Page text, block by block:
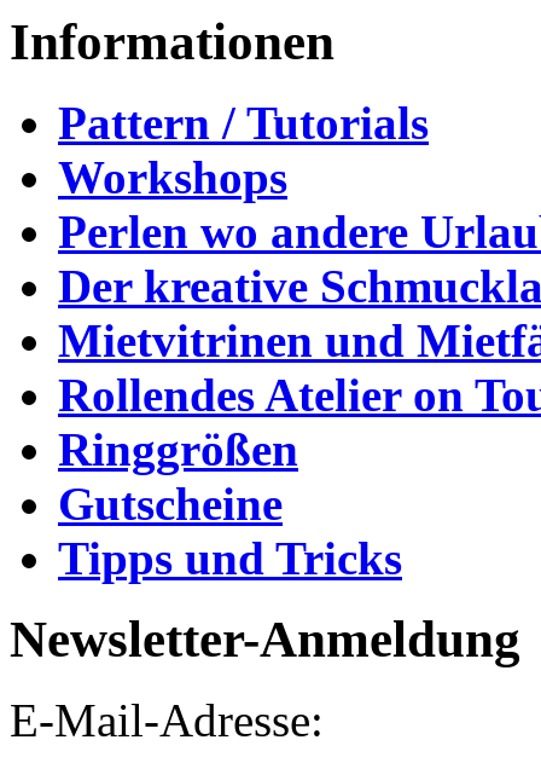
Informationen
Pattern / Tutorials
Workshops
Perlen wo andere
Der kreative
Mietvitrinen und
Rollendes Atelier on
Ringgrößen
Gutscheine
Tipps und Tricks
Newsletter-Anmeldung
E-Mail-Adresse: